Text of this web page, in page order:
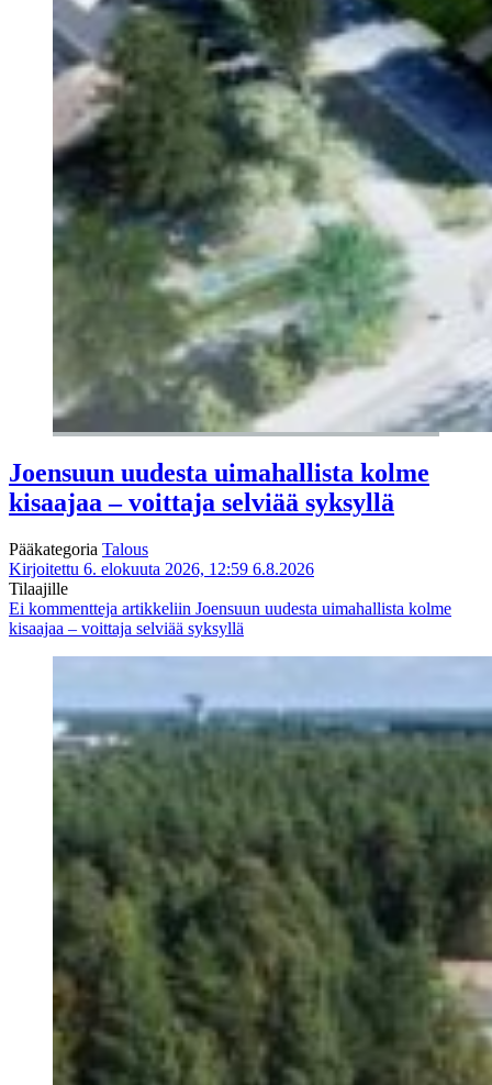
Joensuun uudesta uimahallista kolme
kisaajaa – voittaja selviää syksyllä
Pääkategoria Talous
Kirjoitettu 6. elokuuta 2026, 12:59 6.8.2026
Tilaajille
Ei kommentteja artikkeliin Joensuun uudesta uimahallista kolme
kisaajaa – voittaja selviää syksyllä